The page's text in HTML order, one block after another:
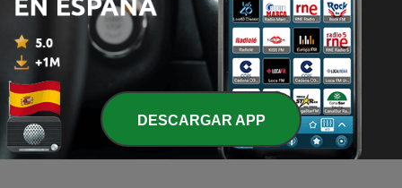
3 - Animales para dormir (Insomnio Version)
30 ene. 2021
2 - Making of: Animales para dormir
30 ene. 2021
1 - Nadie Sabe Nada: El anzuelo
28 ene. 2021
DESCARGAR APP